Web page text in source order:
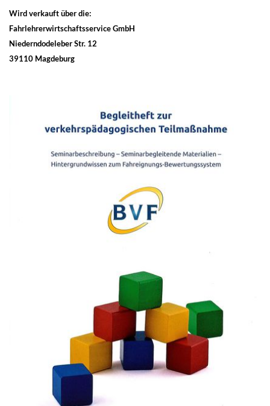
Wird verkauft über die:
Fahrlehrerwirtschaftsservice GmbH
Niederndodeleber Str. 12
39110 Magdeburg